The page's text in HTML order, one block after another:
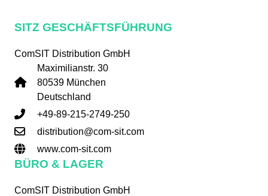
SITZ GESCHÄFTSFÜHRUNG
ComSIT Distribution GmbH
Maximilianstr. 30
80539 München
Deutschland
+49-89-215-2749-250
distribution@com-sit.com
www.com-sit.com
BÜRO & LAGER
ComSIT Distribution GmbH